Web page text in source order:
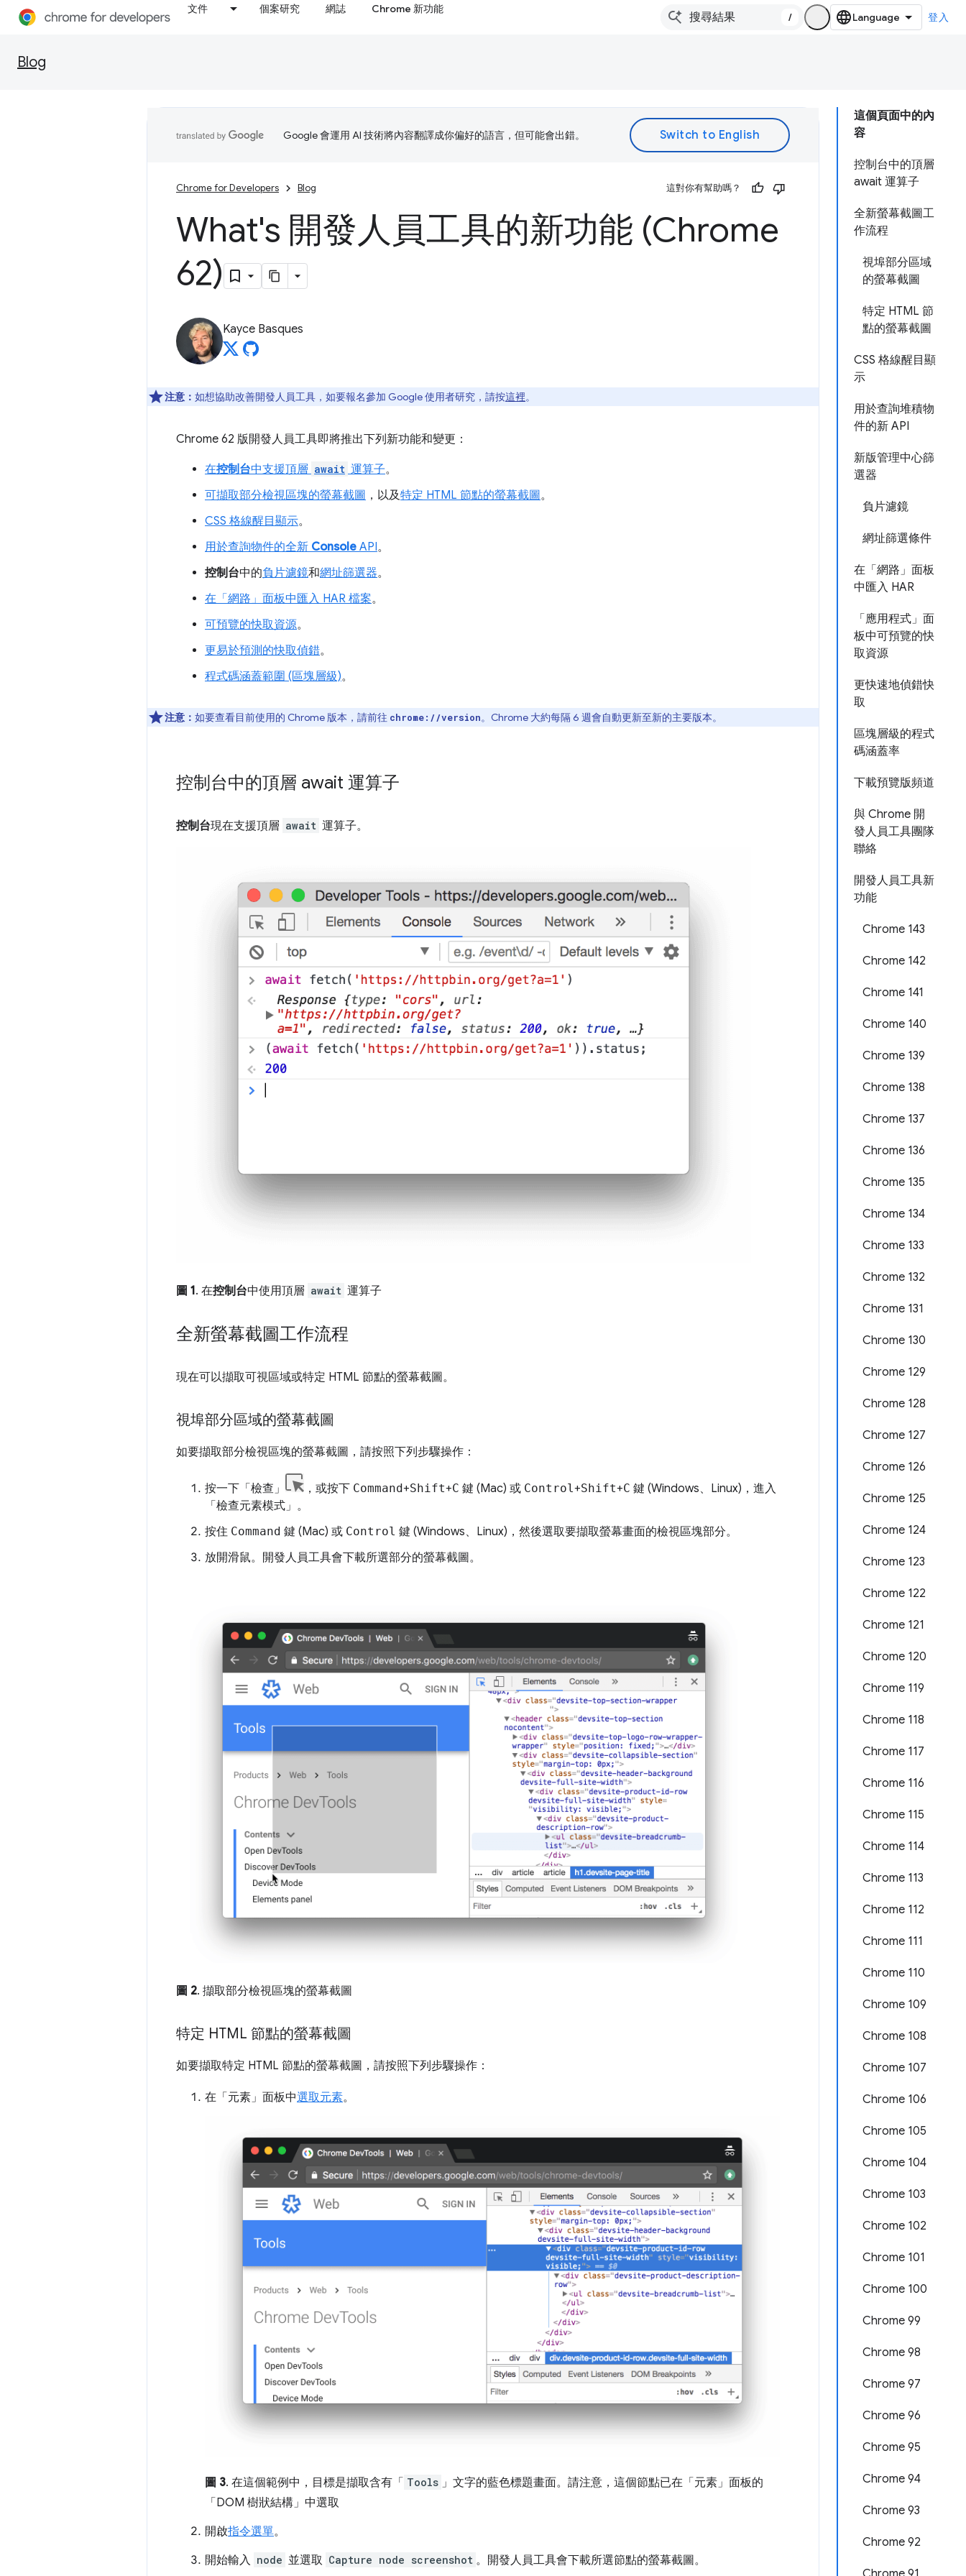
文件 個案研究 網誌 Chrome 新功能
/ 登入
Blog
這個頁面中的內
容
控制台中的頂層
await 運算子
全新螢幕截圖工
作流程
視埠部分區域
的螢幕截圖
特定 HTML 節
點的螢幕截圖
CSS 格線醒目顯
示
用於查詢堆積物
件的新 API
新版管理中心篩
選器
負片濾鏡
網址篩選條件
在「網路」面板
中匯入 HAR
「應用程式」面
板中可預覽的快
取資源
更快速地偵錯快
取
區塊層級的程式
碼涵蓋率
下載預覽版頻道
與 Chrome 開
發人員工具團隊
聯絡
開發人員工具新
功能
Chrome 143
Chrome 142
Chrome 141
Chrome 140
Chrome 139
Chrome 138
Chrome 137
Chrome 136
Chrome 135
Chrome 134
Chrome 133
Chrome 132
Chrome 131
Chrome 130
Chrome 129
Chrome 128
Chrome 127
Chrome 126
Chrome 125
Chrome 124
Chrome 123
Chrome 122
Chrome 121
Chrome 120
Chrome 119
Chrome 118
Chrome 117
Chrome 116
Chrome 115
Chrome 114
Chrome 113
Chrome 112
Chrome 111
Chrome 110
Chrome 109
Chrome 108
Chrome 107
Chrome 106
Chrome 105
Chrome 104
Chrome 103
Chrome 102
Chrome 101
Chrome 100
Chrome 99
Chrome 98
Chrome 97
Chrome 96
Chrome 95
Chrome 94
Chrome 93
Chrome 92
Google 會運用 AI 技術將內容翻譯成你偏好的語言，但可能會出錯。
Chrome for Developers Blog 這對你有幫助嗎？
What's 開發人員工具的新功能 (Chrome
62)
Kayce Basques
注意： 如想協助改善開發人員工具，如要報名參加 Google 使用者研究，請按這裡。
Chrome 62 版開發人員工具即將推出下列新功能和變更：
在控制台中支援頂層 await 運算子。
可擷取部分檢視區塊的螢幕截圖 ，以及特定 HTML 節點的螢幕截圖。
CSS 格線醒目顯示。
用於查詢物件的全新 Console API。
控制台中的負片濾鏡和網址篩選器。
在「網路」 面板中匯入 HAR 檔案。
可預覽的快取資源。
更易於預測的快取偵錯。
程式碼涵蓋範圍 (區塊層級)。
注意： 如要查看目前使用的 Chrome 版本，請前往 chrome://version。Chrome 大約每隔 6 週會自動更新至新的主要版本。
控制台中的頂層 await 運算子
控制台現在支援頂層 await 運算子。
圖 1. 在控制台中使用頂層 await 運算子
全新螢幕截圖工作流程
現在可以擷取可視區域或特定 HTML 節點的螢幕截圖。
視埠部分區域的螢幕截圖
如要擷取部分檢視區塊的螢幕截圖，請按照下列步驟操作：
按一下「檢查」 ，或按下 Command+Shift+C 鍵 (Mac) 或 Control +Shift+C 鍵 (Windows、Linux)，進入
「檢查元素模式」。
按住 Command 鍵 (Mac) 或 Control 鍵 (Windows、Linux)，然後選取要擷取螢幕畫面的檢視區塊部分。
放開滑鼠。開發人員工具會下載所選部分的螢幕截圖。
圖 2. 擷取部分檢視區塊的螢幕截圖
特定 HTML 節點的螢幕截圖
如要擷取特定 HTML 節點的螢幕截圖，請按照下列步驟操作：
在「元素」 面板中選取元素。
圖 3. 在這個範例中，目標是擷取含有「 Tools 」文字的藍色標題畫面。請注意，這個節點已在「元素」面板的
「DOM 樹狀結構」 中選取
開啟指令選單。
開始輸入 node 並選取 Capture node screenshot 。開發人員工具會下載所選節點的螢幕截圖。